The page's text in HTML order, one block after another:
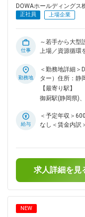
域を経験でき、着実
業時間は月平均20時間程度で
す。 ■配属先について：DOWAホールディングス株式会社での
採用にてDOWA
な連携のもと、
として操業、建
ます。 変
DOWAホールディングス
正社員 上場企業
仕事
～若手から大型
上場／資源循環
アを目指せます～ ◎ DOWAグループの主要生産拠点と
最先端の金属加
る！ ◎ 静岡県
がら、浜松市や
外からの転居者
仕事の魅力 一般
境があり、幅広
業務内容
ラント設備の設
新規設備の構
対応 ・既存設
勤務地
＜勤務地詳細＞
ター）住所：静
線／磐田駅受
める事業所
【最寄り駅】
御厨駅(静岡県)
給与
＜予定年収＞
なし＜賃金内訳
る可能性があ
す。
求人詳細を見
NEW